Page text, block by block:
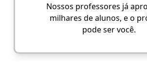
Nossos professores já
milhares de alunos, e o
pode ser você.